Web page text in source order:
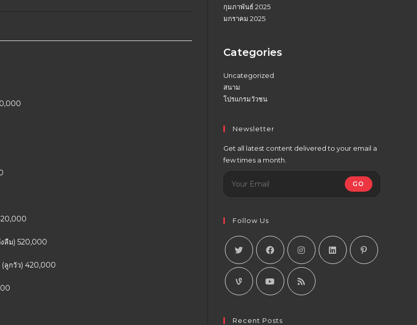
ลืม) 520,000
ลูกวัว) 420,000
กุมภาพันธ์ 2025
มกราคม 2025
Categories
Uncategorized
สนาม
โปรแกรมวัวชน
Newsletter
Get all latest content delivered to your email a
few times a month.
GO
Follow Us
Recent Posts